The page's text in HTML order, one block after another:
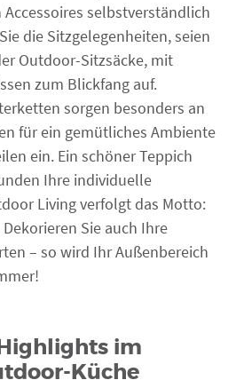
selbstverständlich
die Sitzgelegenheiten, seien
Outdoor-Sitzsäcke, mit
zum Blickfang auf.
sorgen besonders an
für ein gemütliches Ambiente
ein. Ein schöner Teppich
Ihre individuelle
Living verfolgt das Motto:
Sie auch Ihre
– so wird Ihr Außenbereich
im
Küche